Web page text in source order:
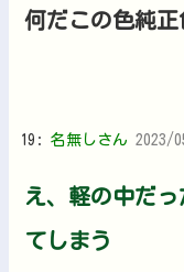
何だこの色純正
19: 名無しさん 2023/
え、軽の中だ
てしまう